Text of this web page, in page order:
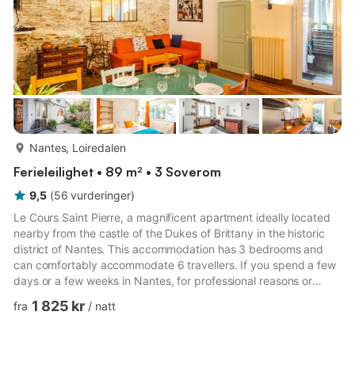
Nantes, Loiredalen
Ferieleilighet • 89 m² • 3 Soverom
9,5 (56 vurderinger)
Le Cours Saint Pierre, a magnificent apartment ideally located
nearby from the castle of the Dukes of Brittany in the historic
district of Nantes. This accommodation has 3 bedrooms and
can comfortably accommodate 6 travellers. If you spend a few
days or a few weeks in Nantes, for professional reasons or
The apartment is located in an old building facing this famous
fra 1 825 kr / natt